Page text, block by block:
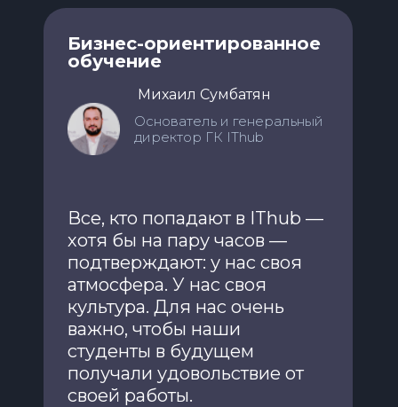
Бизнес-ориентированное
обучение
Все, кто попадают в IThub —
хотя бы на пару часов —
подтверждают: у нас своя
атмосфера. У нас своя
культура. Для нас очень
важно, чтобы наши
студенты в будущем
получали удовольствие от
своей работы.
Михаил Сумбатян
Основатель и генеральный
директор ГК IThub